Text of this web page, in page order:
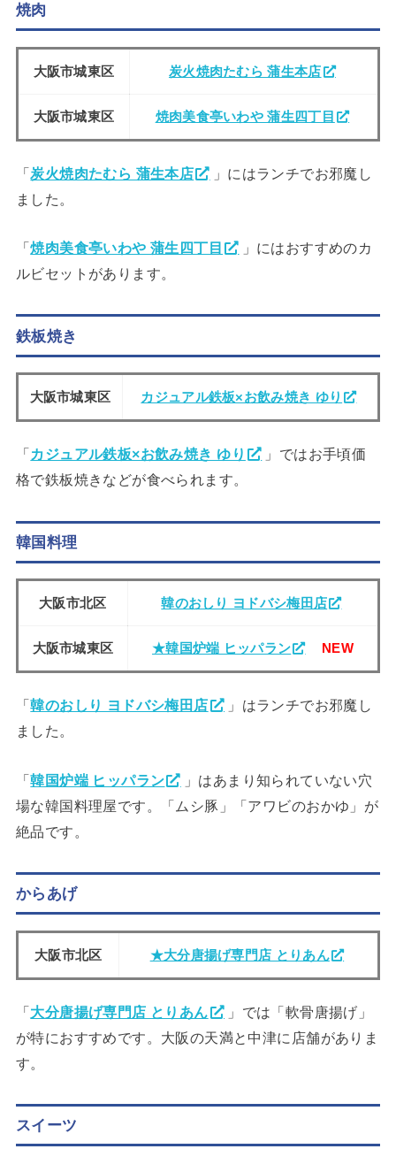
焼肉
大阪市城東区 炭火焼肉たむら 蒲生本店
大阪市城東区 焼肉美食亭いわや 蒲生四丁目
「炭火焼肉たむら 蒲生本店
」にはランチでお邪魔し
ました。
「焼肉美食亭いわや 蒲生四丁目
」にはおすすめのカ
ルビセットがあります。
鉄板焼き
大阪市城東区 カジュアル鉄板×お飲み焼き ゆり
「 カジュアル鉄板×お飲み焼き ゆり
」ではお手頃価
格で鉄板焼きなどが食べられます。
韓国料理
大阪市北区 韓のおしり ヨドバシ梅田店
大阪市城東区 ★韓国炉端 ヒッパラン NEW
「韓のおしり ヨドバシ梅田店
」はランチでお邪魔し
ました。
「韓国炉端 ヒッパラン
」はあまり知られていない穴
場な韓国料理屋です。「ムシ豚」「アワビのおかゆ」が
絶品です。
からあげ
大阪市北区 ★大分唐揚げ専門店 とりあん
「大分唐揚げ専門店 とりあん
」では「軟骨唐揚げ」
が特におすすめです。大阪の天満と中津に店舗がありま
す。
スイーツ